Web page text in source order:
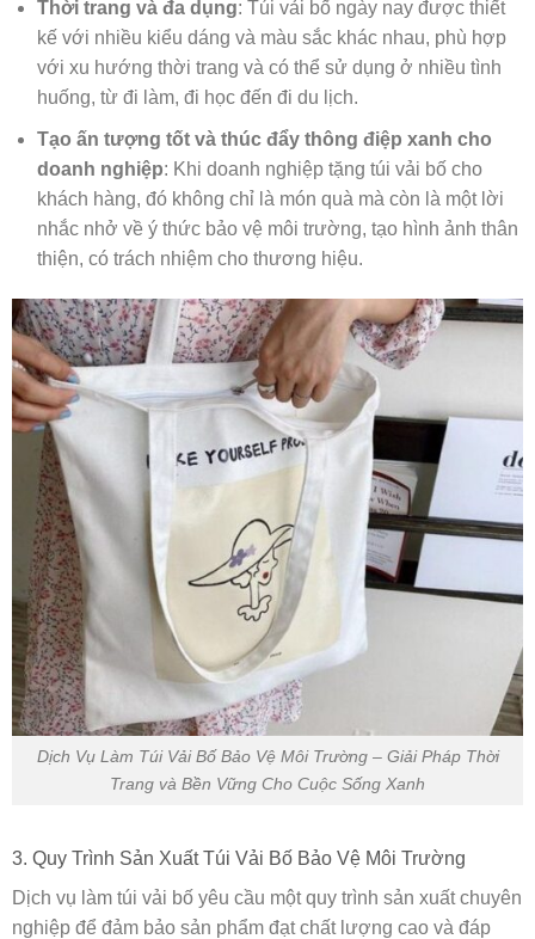
Thời trang và đa dụng: Túi vải bố ngày nay được thiết
kế với nhiều kiểu dáng và màu sắc khác nhau, phù hợp
với xu hướng thời trang và có thể sử dụng ở nhiều tình
huống, từ đi làm, đi học đến đi du lịch.
Tạo ấn tượng tốt và thúc đẩy thông điệp xanh cho
doanh nghiệp: Khi doanh nghiệp tặng túi vải bố cho
khách hàng, đó không chỉ là món quà mà còn là một lời
nhắc nhở về ý thức bảo vệ môi trường, tạo hình ảnh thân
thiện, có trách nhiệm cho thương hiệu.
Dịch Vụ Làm Túi Vải Bố Bảo Vệ Môi Trường – Giải Pháp Thời
Trang và Bền Vững Cho Cuộc Sống Xanh
3. Quy Trình Sản Xuất Túi Vải Bố Bảo Vệ Môi Trường
Dịch vụ làm túi vải bố yêu cầu một quy trình sản xuất chuyên
nghiệp để đảm bảo sản phẩm đạt chất lượng cao và đáp